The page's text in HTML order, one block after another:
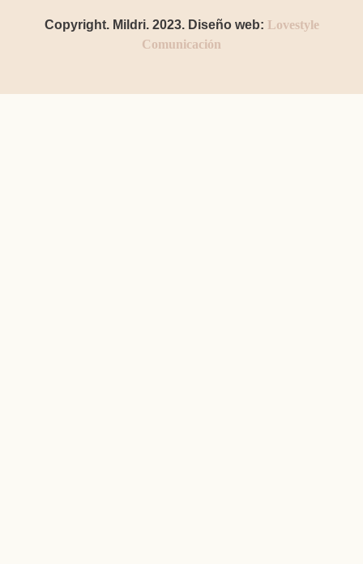
Copyright. Mildri. 2023. Diseño web: Lovestyle
Comunicación